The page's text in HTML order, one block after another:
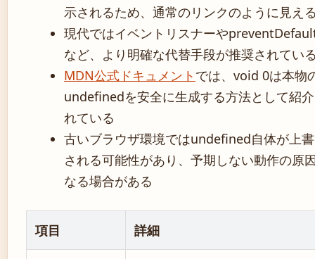
示されるため、通常のリンクのように見え
現代ではイベントリスナーや
など、より明確な代替手段が推奨されてい
MDN公式ドキュメント では、void 0は本物
undefinedを安全に生成する方法として紹
れている
古いブラウザ環境ではundefined自体が上
される可能性があり、予期しない動作の原
なる場合がある
項目 詳細